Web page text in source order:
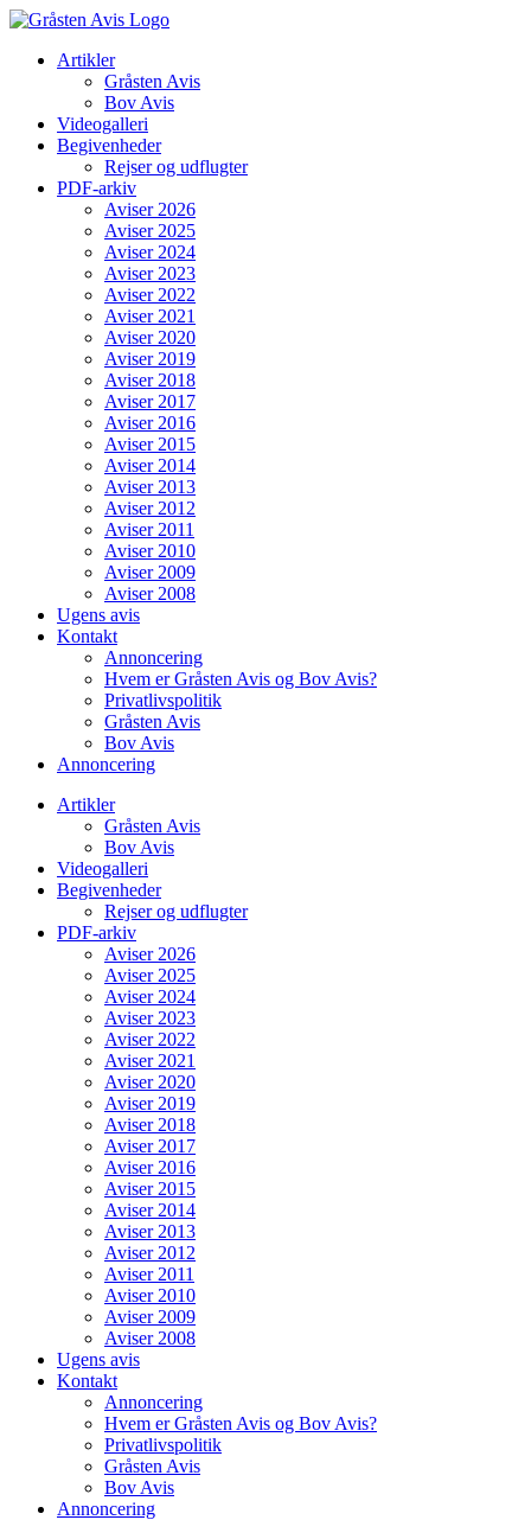
Skip
contentArtikler
Gråsten Avis
Bov Avis
Videogalleri
Begivenheder
Rejser og udflugter
PDF-arkiv
Aviser 2026
Aviser 2025
Aviser 2024
Aviser 2023
Aviser 2022
Aviser 2021
Aviser 2020
Aviser 2019
Aviser 2018
Aviser 2017
Aviser 2016
Aviser 2015
Aviser 2014
Aviser 2013
Aviser 2012
Aviser 2011
Aviser 2010
Aviser 2009
Aviser 2008
Ugens avis
Kontakt
Annoncering
Hvem er Gråsten Avis og Bov Avis?
Privatlivspolitik
Gråsten Avis
Bov Avis
Annoncering
Artikler
Gråsten Avis
Bov Avis
Videogalleri
Begivenheder
Rejser og udflugter
PDF-arkiv
Aviser 2026
Aviser 2025
Aviser 2024
Aviser 2023
Aviser 2022
Aviser 2021
Aviser 2020
Aviser 2019
Aviser 2018
Aviser 2017
Aviser 2016
Aviser 2015
Aviser 2014
Aviser 2013
Aviser 2012
Aviser 2011
Aviser 2010
Aviser 2009
Aviser 2008
Ugens avis
Kontakt
Annoncering
Hvem er Gråsten Avis og Bov Avis?
Privatlivspolitik
Gråsten Avis
Bov Avis
Annoncering